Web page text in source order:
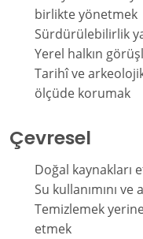
birlikte yönetmek
Sürdürülebilirlik
Yerel halkın
Tarihî ve
ölçüde korumak
Çevresel
Doğal kaynakları
Su kullanımını
Temizlemek
etmek